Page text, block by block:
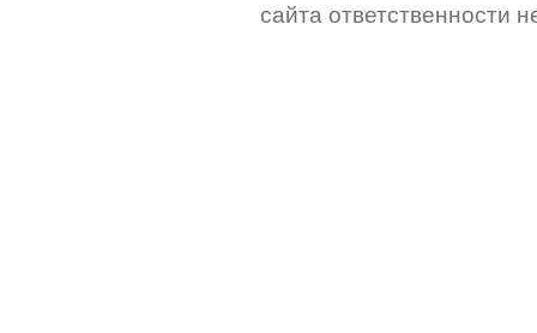
сайта ответственности